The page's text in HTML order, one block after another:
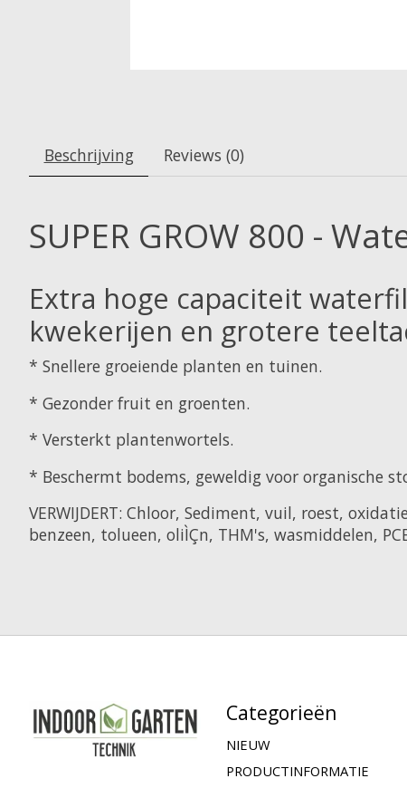
Beschrijving Reviews (0)
SUPER GROW 800 -
Extra hoge capaciteit
kwekerijen en grotere
* Snellere groeiende planten en tuinen.
* Gezonder fruit en groenten.
* Versterkt plantenwortels.
* Beschermt bodems, geweldig voor organische
VERWIJDERT: Chloor, Sediment, vuil, roest,
benzeen, tolueen, oliÌÇn, THM's, wasmiddelen,
Categorieën
NIEUW
PRODUCTINFORMATIE